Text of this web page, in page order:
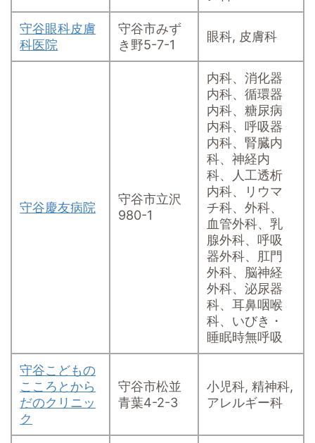
守谷眼科皮膚
科医院
守谷市みず
き野5-7-1
眼科, 皮膚科
守谷慶友病院
守谷市立沢
980-1
内科、消化器
内科、循環器
内科、糖尿病
内科、呼吸器
内科、腎臓内
科、神経内
科、人工透析
内科、リウマ
チ科、外科、
血管外科、乳
腺外科、呼吸
器外科、肛門
外科、脳神経
外科、泌尿器
科、耳鼻咽喉
科、いびき・
睡眠時無呼吸
守谷こどもの
こころとから
だのクリニッ
ク
守谷市松並
青葉4-2-3
小児科, 精神科,
アレルギー科